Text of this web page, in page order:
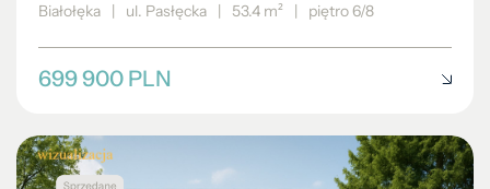
Białołęka | ul. Pasłęcka | 53.4 m² | piętro 6/8
699 900 PLN